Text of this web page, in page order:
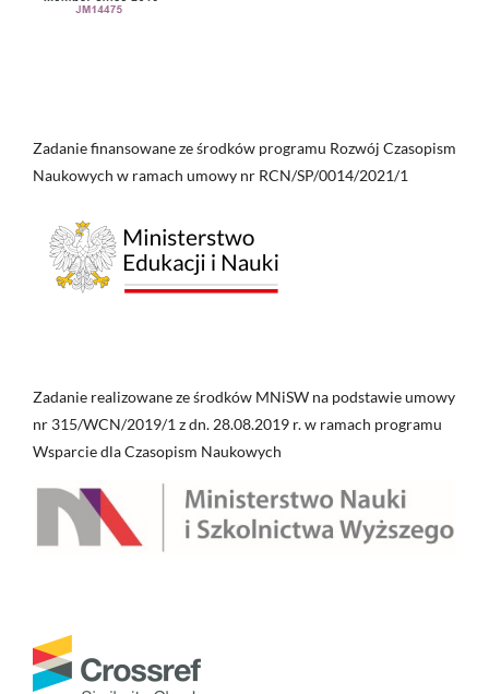
Zadanie finansowane ze środków programu Rozwój Czasopism
Naukowych w ramach umowy nr RCN/SP/0014/2021/1
Zadanie realizowane ze środków MNiSW na podstawie umowy
nr 315/WCN/2019/1 z dn. 28.08.2019 r. w ramach programu
Wsparcie dla Czasopism Naukowych